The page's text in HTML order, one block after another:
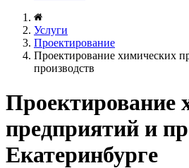
Услуги
Проектирование
Проектирование химических
производств
Проектирование
предприятий и
Екатеринбурге